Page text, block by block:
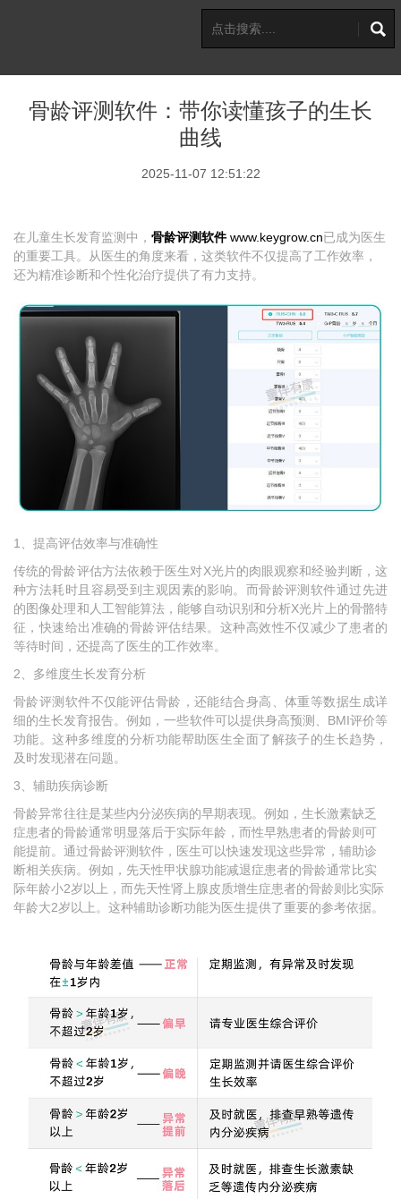
骨龄评测软件：带你读懂孩子的生长
曲线
2025-11-07 12:51:22
在儿童生长发育监测中， 骨龄评测软件 www.keygrow.cn已成为医生
的重要工具。从医生的角度来看，这类软件不仅提高了工作效率，
还为精准诊断和个性化治疗提供了有力支持。
1、提高评估效率与准确性
传统的骨龄评估方法依赖于医生对X光片的肉眼观察和经验判断，这
种方法耗时且容易受到主观因素的影响。而骨龄评测软件通过先进
的图像处理和人工智能算法，能够自动识别和分析X光片上的骨骼特
征，快速给出准确的骨龄评估结果。这种高效性不仅减少了患者的
等待时间，还提高了医生的工作效率。
2、多维度生长发育分析
骨龄评测软件不仅能评估骨龄，还能结合身高、体重等数据生成详
细的生长发育报告。例如，一些软件可以提供身高预测、BMI评价等
功能。这种多维度的分析功能帮助医生全面了解孩子的生长趋势，
及时发现潜在问题。
3、辅助疾病诊断
骨龄异常往往是某些内分泌疾病的早期表现。例如，生长激素缺乏
症患者的骨龄通常明显落后于实际年龄，而性早熟患者的骨龄则可
能提前。通过骨龄评测软件，医生可以快速发现这些异常，辅助诊
断相关疾病。例如，先天性甲状腺功能减退症患者的骨龄通常比实
际年龄小2岁以上，而先天性肾上腺皮质增生症患者的骨龄则比实际
年龄大2岁以上。这种辅助诊断功能为医生提供了重要的参考依据。